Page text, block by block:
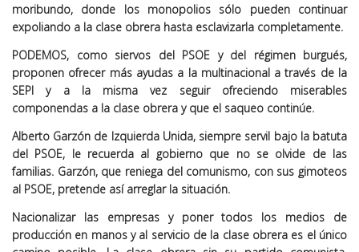
moribundo, donde los monopolios sólo pueden continuar
expoliando a la clase obrera hasta esclavizarla completamente.
PODEMOS, como siervos del PSOE y del régimen burgués,
proponen ofrecer más ayudas a la multinacional a través de la
SEPI y a la misma vez seguir ofreciendo miserables
componendas a la clase obrera y que el saqueo continúe.
Alberto Garzón de Izquierda Unida, siempre servil bajo la batuta
del PSOE, le recuerda al gobierno que no se olvide de las
familias. Garzón, que reniega del comunismo, con sus gimoteos
al PSOE, pretende así arreglar la situación.
Nacionalizar las empresas y poner todos los medios de
producción en manos y al servicio de la clase obrera es el único